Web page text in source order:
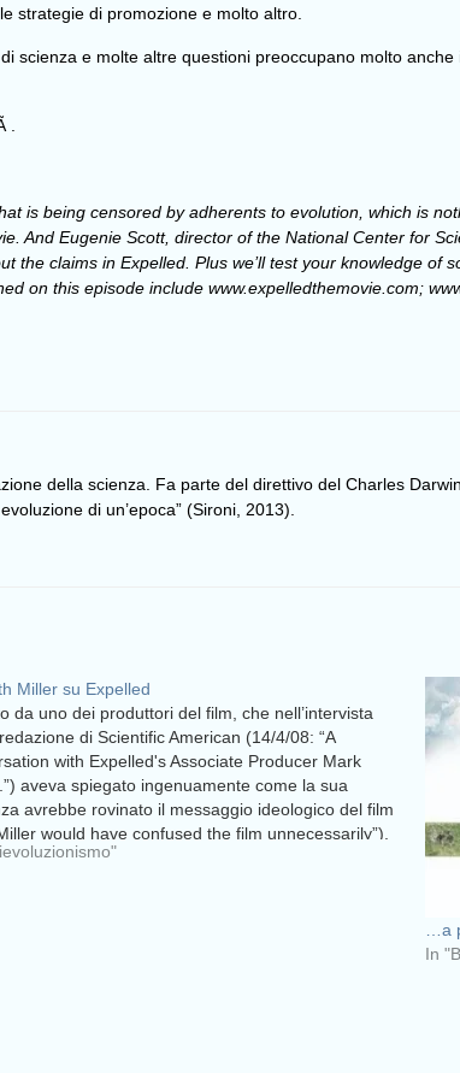
strategie di promozione e molto altro.
scienza e molte altre questioni preoccupano molto
is being censored by adherents to evolution, which is
And Eugenie Scott, director of the National Center for
the claims in Expelled. Plus we’ll test your knowledge of
on this episode include www.expelledthemovie.com;
della scienza. Fa parte del direttivo del Charles
di un’epoca” (Sironi, 2013).
Miller su Expelled
da uno dei produttori del film, che nell’intervista
di Scientific American (14/4/08: “A
with Expelled's Associate Producer Mark
aveva spiegato ingenuamente come la sua
avrebbe rovinato il messaggio ideologico del film
would have confused the film unnecessarily”),
con un bell’articolo…
…a
In